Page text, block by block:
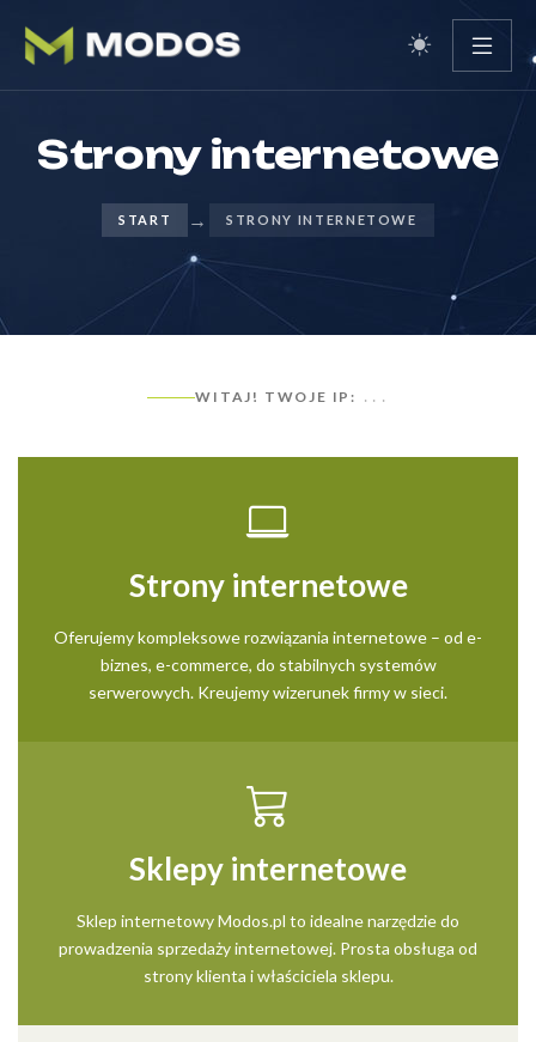
Strony internetowe
START → STRONY INTERNETOWE
WITAJ! TWOJE IP: ...
Strony internetowe
Oferujemy kompleksowe rozwiązania internetowe – od e-
biznes, e-commerce, do stabilnych systemów
serwerowych. Kreujemy wizerunek firmy w sieci.
Sklepy internetowe
Sklep internetowy Modos.pl to idealne narzędzie do
prowadzenia sprzedaży internetowej. Prosta obsługa od
strony klienta i właściciela sklepu.